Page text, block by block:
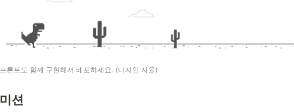
프론트도 함께 구현해서 배포하세요. (디자인 자율)
미션